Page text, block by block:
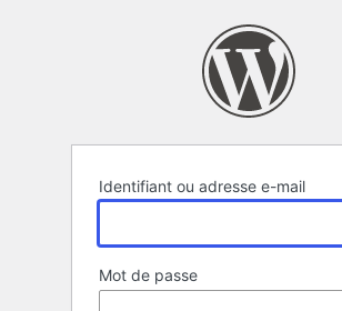
Identifiant ou adresse e-mail
Mot de passe